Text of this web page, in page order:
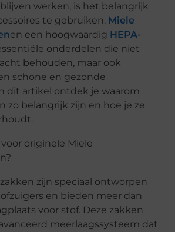
werken, is het belangrijk
te gebruiken. Miele
en een hoogwaardig HEPA-
onderdelen die niet
behouden, maar ook
schone en gezonde
dit artikel ontdek je waarom
zo belangrijk zijn en hoe je ze
originele Miele
zijn speciaal ontworpen
en bieden meer dan
voor stof. Deze zakken
meerlaagssysteem dat